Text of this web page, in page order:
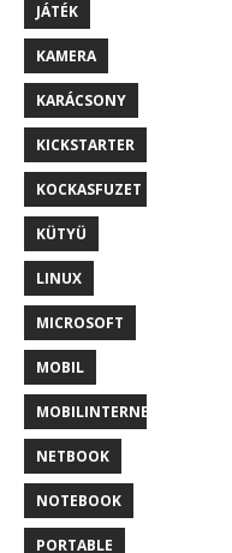
JÁTÉK
KAMERA
KARÁCSONY
KICKSTARTER
KOCKASFUZET
KÜTYÜ
LINUX
MICROSOFT
MOBIL
MOBILINTERNET
NETBOOK
NOTEBOOK
PORTABLE